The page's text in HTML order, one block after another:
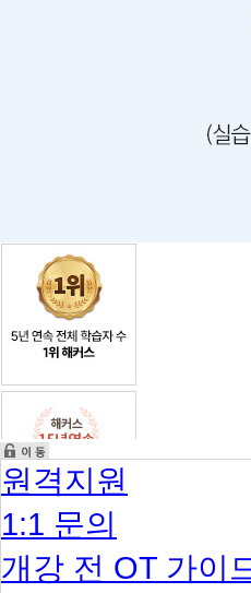
선
이
수
목
수
료
요
4
과
목
이
선
택
2
원격지원
1:1 문의
개강 전 OT 가이